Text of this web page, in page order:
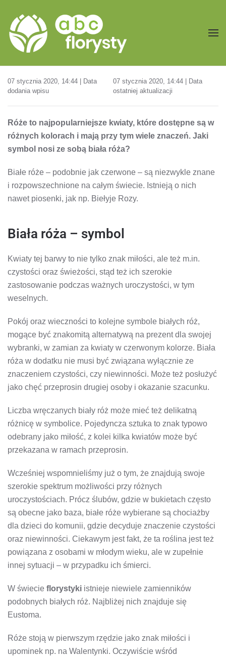
Przejdź do treści głównej
07 stycznia 2020, 14:44 | Data
dodania wpisu
07 stycznia 2020, 14:44 | Data
ostatniej aktualizacji
Róże to najpopularniejsze kwiaty, które dostępne są w
różnych kolorach i mają przy tym wiele znaczeń. Jaki
symbol nosi ze sobą biała róża?
Białe róże – podobnie jak czerwone – są niezwykle znane
i rozpowszechnione na całym świecie. Istnieją o nich
nawet piosenki, jak np. Biełyje Rozy.
Biała róża – symbol
Kwiaty tej barwy to nie tylko znak miłości, ale też m.in.
czystości oraz świeżości, stąd też ich szerokie
zastosowanie podczas ważnych uroczystości, w tym
weselnych.
Pokój oraz wieczności to kolejne symbole białych róż,
mogące być znakomitą alternatywą na prezent dla swojej
wybranki, w zamian za kwiaty w czerwonym kolorze. Biała
róża w dodatku nie musi być związana wyłącznie ze
znaczeniem czystości, czy niewinności. Może też posłużyć
jako chęć przeprosin drugiej osoby i okazanie szacunku.
Liczba wręczanych biały róż może mieć też delikatną
różnicę w symbolice. Pojedyncza sztuka to znak typowo
odebrany jako miłość, z kolei kilka kwiatów może być
przekazana w ramach przeprosin.
Wcześniej wspomnieliśmy już o tym, że znajdują swoje
szerokie spektrum możliwości przy różnych
uroczystościach. Prócz ślubów, gdzie w bukietach często
są obecne jako baza, białe róże wybierane są chociażby
dla dzieci do komunii, gdzie decyduje znaczenie czystości
oraz niewinności. Ciekawym jest fakt, że ta roślina jest też
powiązana z osobami w młodym wieku, ale w zupełnie
innej sytuacji – w przypadku ich śmierci.
W świecie florystyki istnieje niewiele zamienników
podobnych białych róż. Najbliżej nich znajduje się
Eustoma.
Róże stoją w pierwszym rzędzie jako znak miłości i
upominek np. na Walentynki. Oczywiście wśród